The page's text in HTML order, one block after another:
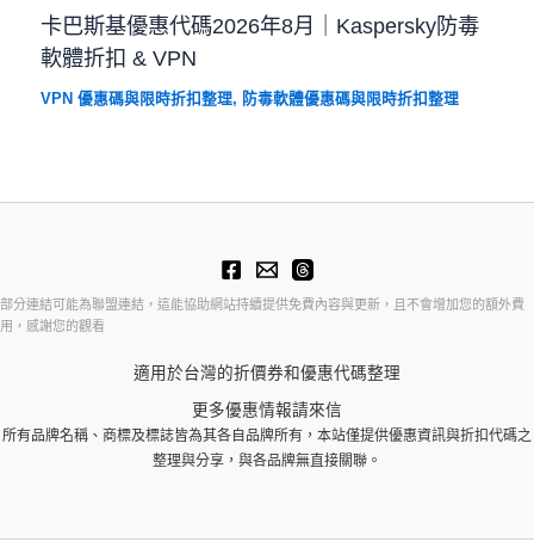
卡巴斯基優惠代碼2026年8月｜Kaspersky防毒
軟體折扣 & VPN
VPN 優惠碼與限時折扣整理, 防毒軟體優惠碼與限時折扣整理
部分連結可能為聯盟連結，這能協助網站持續提供免費內容與更新，且不會增加您的額外費
用，感謝您的觀看
適用於台灣的折價券和優惠代碼整理
更多優惠情報請來信
所有品牌名稱、商標及標誌皆為其各自品牌所有，本站僅提供優惠資訊與折扣代碼之
整理與分享，與各品牌無直接關聯。